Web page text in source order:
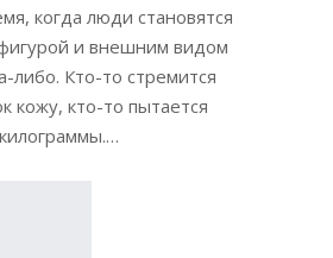
когда люди становятся
и внешним видом
либо. Кто-то стремится
кожу, кто-то пытается